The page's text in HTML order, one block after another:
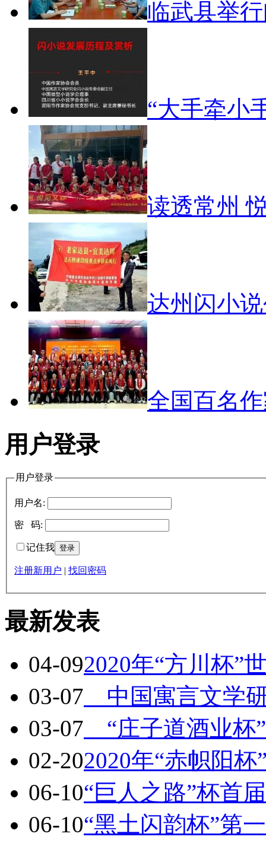
临武县举
“大手牵小
读透常州
达州闪小
全国百名
用户登录
用户登录
用户名:
密 码:
记住我
注册新用户 | 找回密码
最新发表
04-092020年“方川杯”
03-07 中国寓言文学
03-07 “庄子道酒业杯
02-202020年“赤帜阳
06-10“巨人之路”杯首
06-10“黑土闪韵杯”第